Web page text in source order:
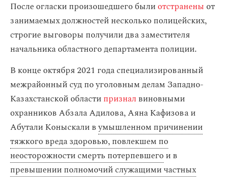
После огласки произошедшего былиотстранены от
занимаемых должностей несколько полицейских,
строгие выговоры получили два заместителя
начальника областного департамента полиции.
В конце октября 2021 года специализированный
межрайонный суд по уголовным делам Западно-
Казахстанской областипризнал виновными
охранников Абзала Адилова, Аяна Кафизова и
Абутали Коныскали вумышленном причинении
тяжкого вреда здоровью, повлекшем по
неосторожности смерть потерпевшегои в
превышении полномочий служащими частных